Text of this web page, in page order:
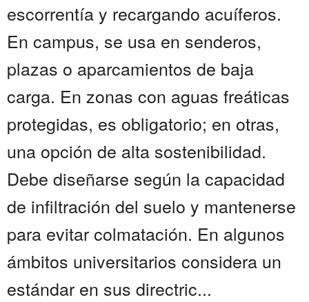
escorrentía y recargando acuíferos.
En campus, se usa en senderos,
plazas o aparcamientos de baja
carga. En zonas con aguas freáticas
protegidas, es obligatorio; en otras,
una opción de alta sostenibilidad.
Debe diseñarse según la capacidad
de infiltración del suelo y mantenerse
para evitar colmatación. En algunos
ámbitos universitarios considera un
estándar en sus directric...